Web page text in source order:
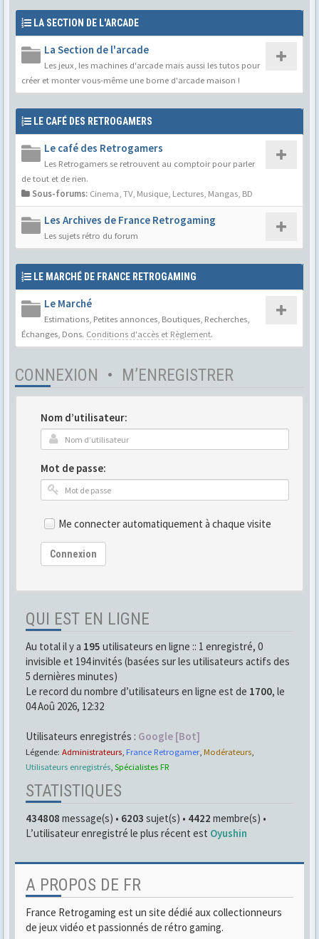
LA SECTION DE L'ARCADE
La Section de l'arcade
Les jeux, les machines d'arcade mais aussi les tutos pour
créer et monter vous-même une borne d'arcade maison !
LE CAFÉ DES RETROGAMERS
Le café des Retrogamers
Les Retrogamers se retrouvent au comptoir pour parler
de tout et de rien.
Sous-forums: Cinema, TV, Musique Lectures, Mangas, BD
Les Archives de France Retrogaming
Les sujets rétro du forum
LE MARCHÉ DE FRANCE RETROGAMING
Le Marché
Estimations, Petites annonces, Boutiques, Recherches,
Échanges, Dons. Conditions d'accès et Règlement.
CONNEXION • M’ENREGISTRER
Nom d’utilisateur:
Mot de passe:
Me connecter automatiquement à chaque visite
Connexion
QUI EST EN LIGNE
Au total il y a 195 utilisateurs en ligne :: 1 enregistré, 0
invisible et 194 invités (basées sur les utilisateurs actifs des
5 dernières minutes)
Le record du nombre d’utilisateurs en ligne est de 1700, le
04 Aoû 2026, 12:32
Utilisateurs enregistrés : Google [Bot]
Légende: Administrateurs France Retrogamer, Modérateurs
Utilisateurs enregistrés Spécialistes FR
STATISTIQUES
434808 message(s) • 6203 sujet(s) • 4422 membre(s) •
L’utilisateur enregistré le plus récent est Oyushin
A PROPOS DE FR
France Retrogaming est un site dédié aux collectionneurs
de jeux vidéo et passionnés de rétro gaming.